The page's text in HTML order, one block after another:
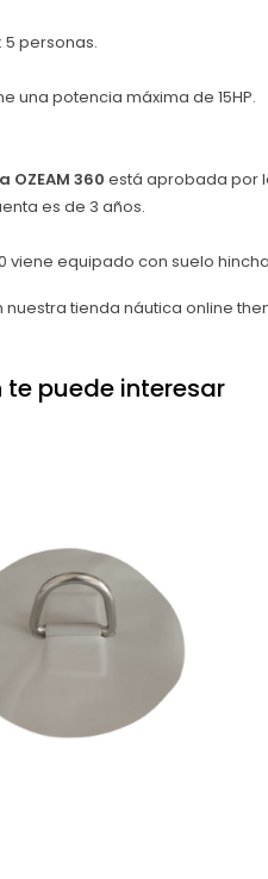
personas.
una potencia máxima de 15HP.
OZEAM 360 está aprobada por
es de 3 años.
viene equipado con suelo
nuestra tienda náutica online
te puede interesar